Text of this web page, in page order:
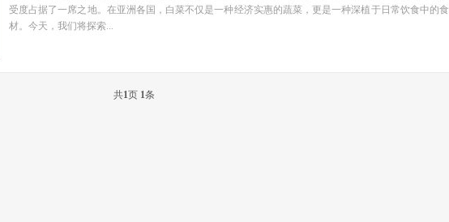
受度占据了一席之地。在亚洲各国，白菜不仅是一种经济实惠的蔬菜，更是一种深植于日常饮食中的食
材。今天，我们将探索...
共1页 1条